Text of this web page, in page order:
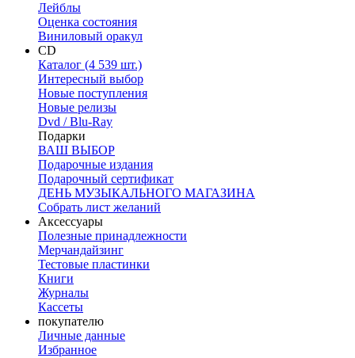
Лейблы
Оценка состояния
Виниловый оракул
CD
Каталог (4 539 шт.)
Интересный выбор
Новые поступления
Новые релизы
Dvd / Blu-Ray
Подарки
ВАШ ВЫБОР
Подарочные издания
Подарочный сертификат
ДЕНЬ МУЗЫКАЛЬНОГО МАГАЗИНА
Собрать лист желаний
Аксессуары
Полезные принадлежности
Мерчандайзинг
Тестовые пластинки
Книги
Журналы
Кассеты
покупателю
Личные данные
Избранное